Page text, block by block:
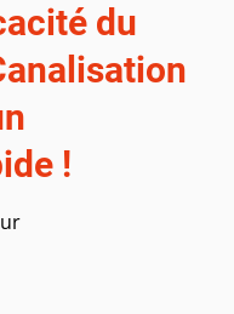
du
!